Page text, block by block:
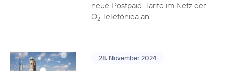
neue Postpaid-Tarife im Netz der
O2Telefónica an.
28. November 2024